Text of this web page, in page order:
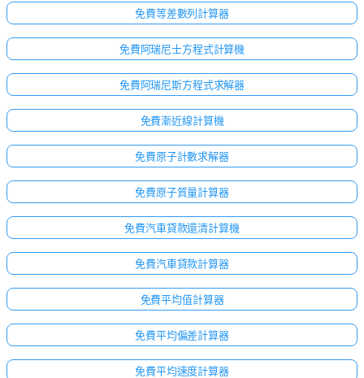
免費等差數列計算器
免費阿瑞尼士方程式計算機
免費阿瑞尼斯方程式求解器
免費漸近線計算機
免費原子計數求解器
免費原子質量計算器
免費汽車貸款還清計算機
免費汽車貸款計算器
免費平均值計算器
免費平均偏差計算器
免費平均速度計算器